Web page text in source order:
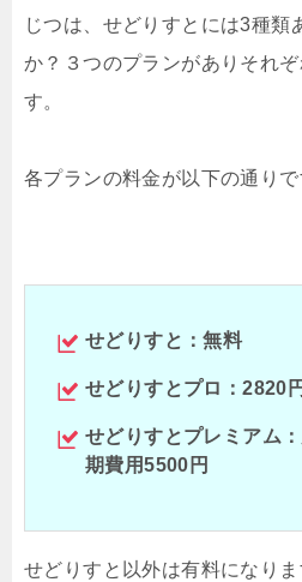
じつは、せどりすとには3種類
か？３つのプランがありそれ
す。
各プランの料金が以下の通りで
せどりすと：無料
せどりすとプロ：2820
せどりすとプレミアム
期費用5500円
せどりすと以外は有料になりま